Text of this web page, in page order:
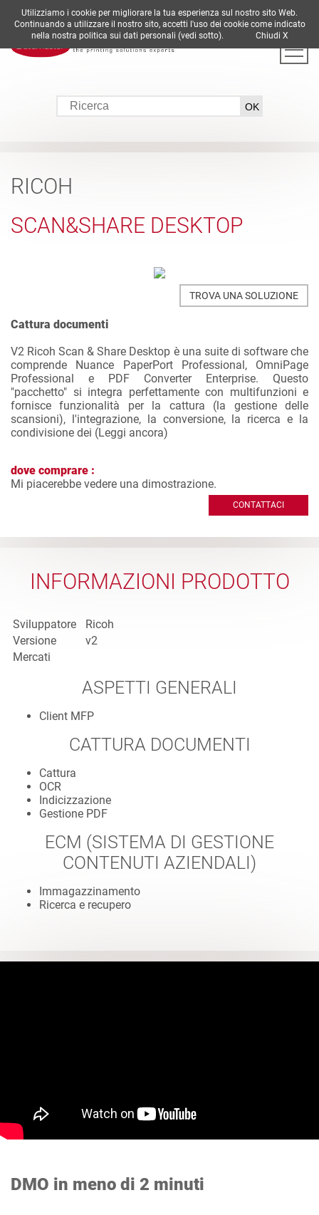
DE EN ES FR IT
RICOH
SCAN&SHARE DESKTOP
TROVA UNA SOLUZIONE
Cattura documenti
V2 Ricoh Scan & Share Desktop è una suite di software che
comprende Nuance PaperPort Professional, OmniPage
Professional e PDF Converter Enterprise. Questo
"pacchetto" si integra perfettamente con multifunzioni e
fornisce funzionalità per la cattura (la gestione delle
scansioni), l'integrazione, la conversione, la ricerca e la
condivisione dei (Leggi ancora)
dove comprare :
Mi piacerebbe vedere una dimostrazione.
CONTATTACI
INFORMAZIONI PRODOTTO
Sviluppatore
Ricoh
Versione
v2
Mercati
ASPETTI GENERALI
Client MFP
CATTURA DOCUMENTI
Cattura
OCR
Indicizzazione
Gestione PDF
ECM (SISTEMA DI GESTIONE
CONTENUTI AZIENDALI)
Immagazzinamento
Ricerca e recupero
DMO in meno di 2 minuti
Utilizziamo i cookie per migliorare la tua esperienza sul nostro sito Web.
Continuando a utilizzare il nostro sito, accetti l'uso dei cookie come indicato
nella nostra politica sui dati personali (vedi sotto). Chiudi X